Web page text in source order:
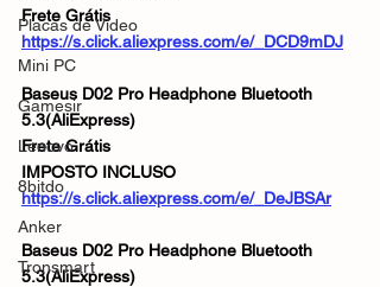
Placas de Vídeo
Mini PC
Gamesir
Lenovo
8bitdo
Anker
Tronsmart
Frete Grátis
https://s.click.aliexpress.com/e/_DCD9mDJ
Baseus D02 Pro Headphone Bluetooth
5.3(AliExpress)
Frete Grátis
IMPOSTO INCLUSO
https://s.click.aliexpress.com/e/_DeJBSAr
Baseus D02 Pro Headphone Bluetooth
5.3(AliExpress)